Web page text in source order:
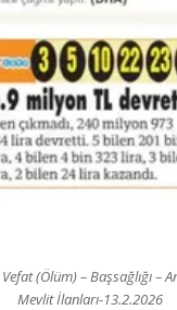
(Ölüm) – Başsağlığı –
Mevlit İlanları-13.2.2026